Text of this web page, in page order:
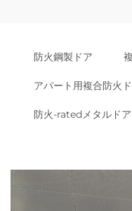
防火鋼製ドア
アパート用複合防火
防火-ratedメタルドア